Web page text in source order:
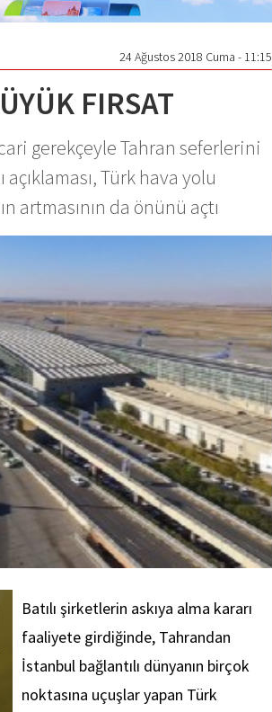
24 Ağustos 2018 Cuma - 11:15
FIRSAT
gerekçeyle Tahran seferlerini
Türk hava yolu
artmasının da önünü açtı
Batılı şirketlerin askıya alma kararı
faaliyete girdiğinde, Tahrandan
İstanbul bağlantılı dünyanın birçok
noktasına uçuşlar yapan Türk